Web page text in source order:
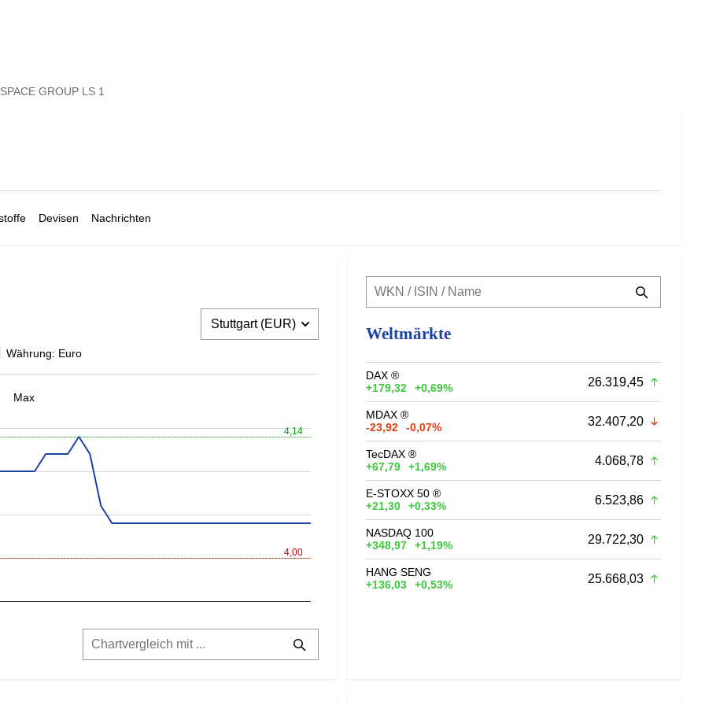
GROUP LS 1
Devisen Nachrichten
Währung: Euro
Max
4,14
4,00
Weltmärkte
DAX ®
+179,32
+0,69% 26.319,45
MDAX ®
-23,92
-0,07% 32.407,20
TecDAX ®
+67,79
+1,69% 4.068,78
E-STOXX 50 ®
+21,30
+0,33% 6.523,86
NASDAQ 100
+348,97
+1,19% 29.722,30
HANG SENG
+136,03
+0,53% 25.668,03